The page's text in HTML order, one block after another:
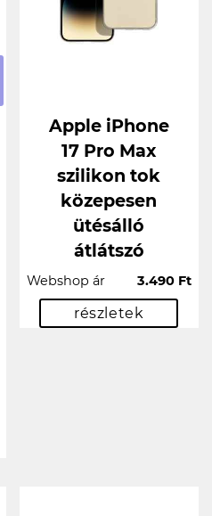
Apple iPhone
17 Pro Max
szilikon tok
közepesen
ütésálló
átlátszó
Webshop ár 3.490 Ft
részletek